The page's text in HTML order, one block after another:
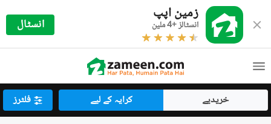
زمین اپپ
انسٹالز +4 ملین انسٹال
خریدیے کرایہ کے لیے فلٹرز